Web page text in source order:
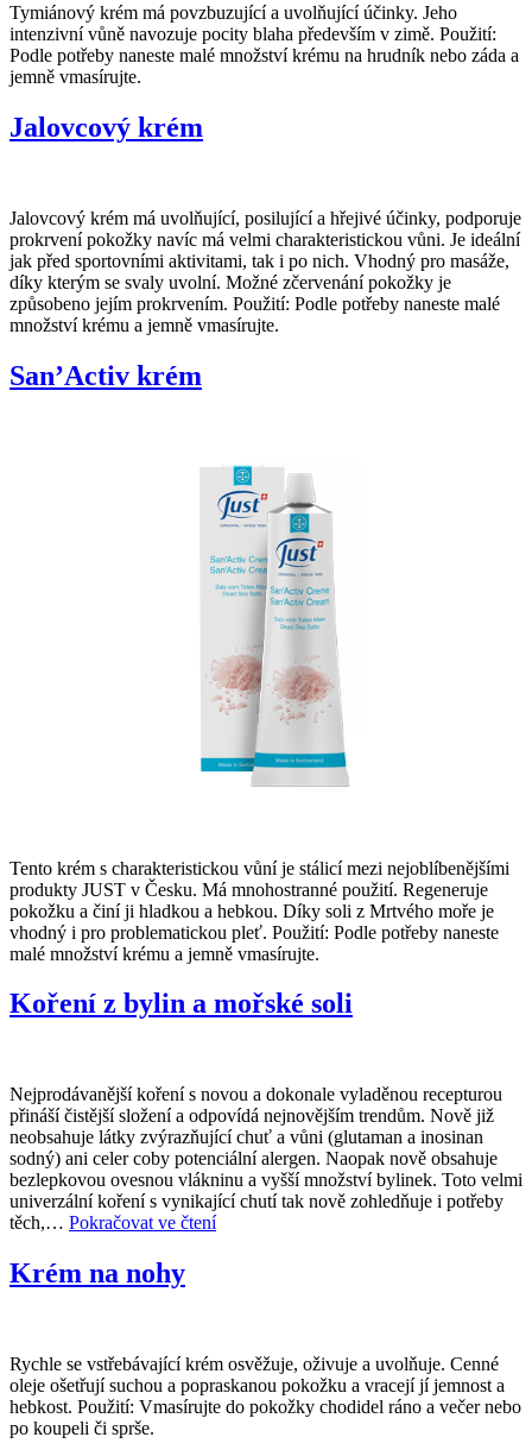
Tymiánový krém má povzbuzující a uvolňující účinky. Jeho
intenzivní vůně navozuje pocity blaha především v zimě. Použití:
Podle potřeby naneste malé množství krému na hrudník nebo záda a
jemně vmasírujte.
Jalovcový krém
Jalovcový krém má uvolňující, posilující a hřejivé účinky, podporuje
prokrvení pokožky navíc má velmi charakteristickou vůni. Je ideální
jak před sportovními aktivitami, tak i po nich. Vhodný pro masáže,
díky kterým se svaly uvolní. Možné zčervenání pokožky je
způsobeno jejím prokrvením. Použití: Podle potřeby naneste malé
množství krému a jemně vmasírujte.
San’Activ krém
Tento krém s charakteristickou vůní je stálicí mezi nejoblíbenějšími
produkty JUST v Česku. Má mnohostranné použití. Regeneruje
pokožku a činí ji hladkou a hebkou. Díky soli z Mrtvého moře je
vhodný i pro problematickou pleť. Použití: Podle potřeby naneste
malé množství krému a jemně vmasírujte.
Koření z bylin a mořské soli
Nejprodávanější koření s novou a dokonale vyladěnou recepturou
přináší čistější složení a odpovídá nejnovějším trendům. Nově již
neobsahuje látky zvýrazňující chuť a vůni (glutaman a inosinan
sodný) ani celer coby potenciální alergen. Naopak nově obsahuje
bezlepkovou ovesnou vlákninu a vyšší množství bylinek. Toto velmi
univerzální koření s vynikající chutí tak nově zohledňuje i potřeby
těch,… Pokračovat ve čteníKoření
Krém na nohy
Rychle se vstřebávající krém osvěžuje, oživuje a uvolňuje. Cenné
oleje ošetřují suchou a popraskanou pokožku a vracejí jí jemnost a
hebkost. Použití: Vmasírujte do pokožky chodidel ráno a večer nebo
po koupeli či sprše.